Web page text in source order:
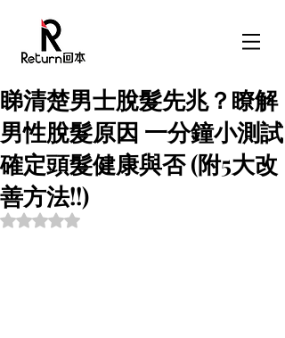
睇清楚男士脫髮先兆？瞭解
男性脫髮原因 一分鐘小測試
確定頭髮健康與否 (附5大改
善方法!!)
Rated NaN out of 5 stars.